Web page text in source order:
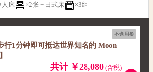
人床 ×2张 + 日式床 ×3组
不含用餐
行1分钟即可抵达世界知名的 Moon
共计 ￥28,080(含税)